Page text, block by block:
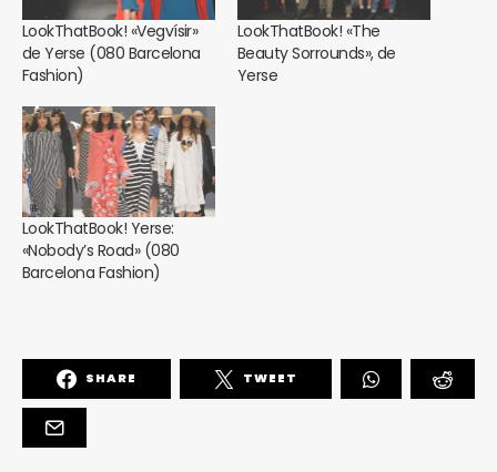
LookThatBook! «Vegvísir»
de Yerse (080 Barcelona
Fashion)
LookThatBook! «The
Beauty Sorrounds», de
Yerse
LookThatBook! Yerse:
«Nobody’s Road» (080
Barcelona Fashion)
SHARE TWEET